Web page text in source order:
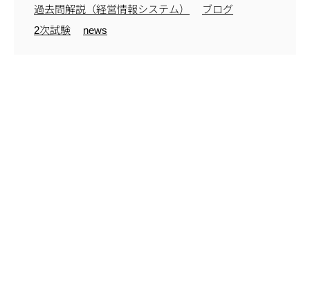
過去問解説（経営情報システム）
ブログ
2次試験
news